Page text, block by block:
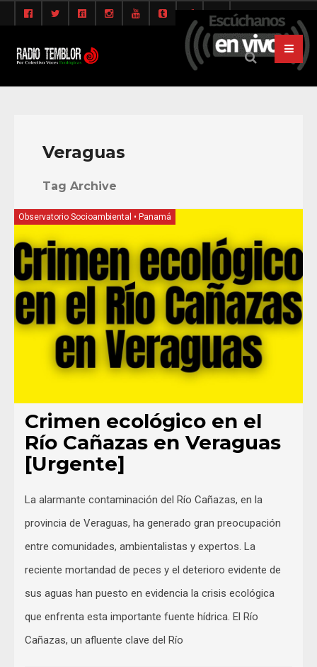
Veraguas
Tag Archive
Observatorio Socioambiental • Panamá
Crimen ecológico en el
Río Cañazas en Veraguas
[Urgente]
La alarmante contaminación del Río Cañazas, en la
provincia de Veraguas, ha generado gran preocupación
entre comunidades, ambientalistas y expertos. La
reciente mortandad de peces y el deterioro evidente de
sus aguas han puesto en evidencia la crisis ecológica
que enfrenta esta importante fuente hídrica. El Río
Cañazas, un afluente clave del Río